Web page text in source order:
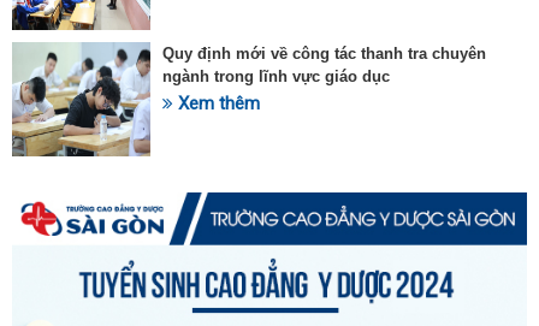
Quy định mới về công tác thanh tra chuyên
ngành trong lĩnh vực giáo dục
Xem thêm